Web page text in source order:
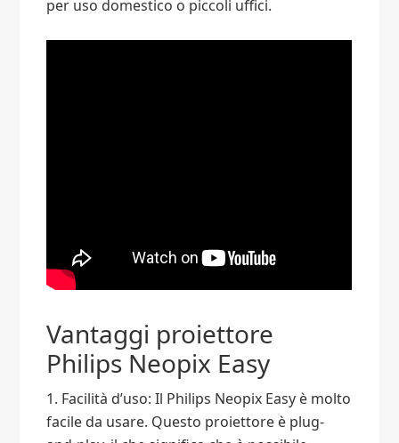
per uso domestico o piccoli uffici.
Vantaggi proiettore
Philips Neopix Easy
1. Facilità d’uso: Il Philips Neopix Easy è molto
facile da usare. Questo proiettore è plug-